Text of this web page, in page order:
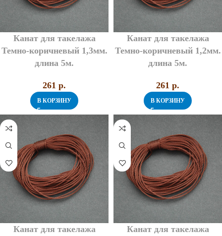
Канат для такелажа
Темно-коричневый 1,3мм.
длина 5м.
261 p.
В КОРЗИНУ
Канат для такелажа
Темно-коричневый 1,2мм.
длина 5м.
261 p.
В КОРЗИНУ
Канат для такелажа
Канат для такелажа